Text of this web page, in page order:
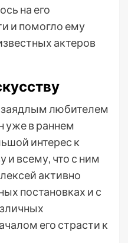
на его
и помогло ему
актеров
любителем
уже в раннем
интерес к
и всему, что с ним
активно
постановках и с
его страсти к